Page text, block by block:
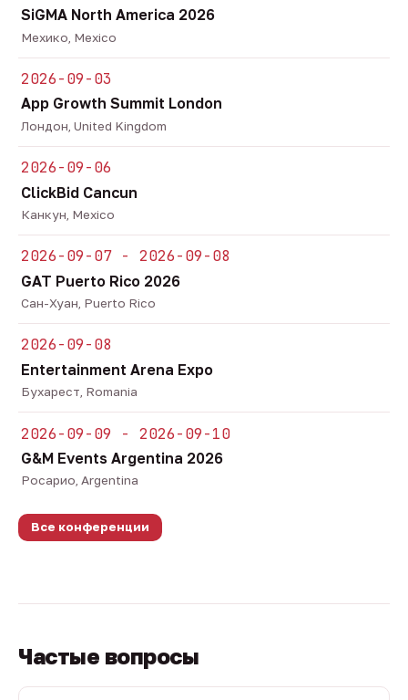
SiGMA North America 2026
Мехико, Mexico
2026-09-03
App Growth Summit London
Лондон, United Kingdom
2026-09-06
ClickBid Cancun
Канкун, Mexico
2026-09-07 - 2026-09-08
GAT Puerto Rico 2026
Сан-Хуан, Puerto Rico
2026-09-08
Entertainment Arena Expo
Бухарест, Romania
2026-09-09 - 2026-09-10
G&M Events Argentina 2026
Росарио, Argentina
Все конференции
Частые вопросы